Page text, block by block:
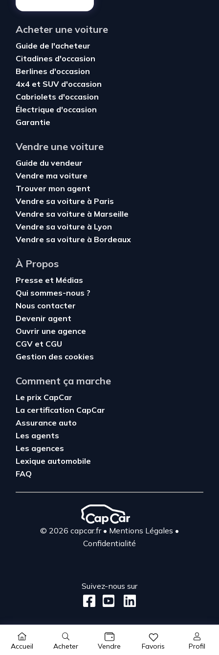
Accueil Acheter Vendre Favoris Profil
Acheter une voiture
Guide de l'acheteur
Citadines d'occasion
Berlines d'occasion
4x4 et SUV d'occasion
Cabriolets d'occasion
Électrique d'occasion
Garantie
Vendre une voiture
Guide du vendeur
Vendre ma voiture
Trouver mon agent
Vendre sa voiture à Paris
Vendre sa voiture à Marseille
Vendre sa voiture à Lyon
Vendre sa voiture à Bordeaux
À Propos
Presse et Médias
Qui sommes-nous ?
Nous contacter
Devenir agent
Ouvrir une agence
CGV et CGU
Gestion des cookies
Comment ça marche
Le prix CapCar
La certification CapCar
Assurance auto
Les agents
Les agences
Lexique automobile
FAQ
© 2026 capcar.fr• Mentions Légales •
Confidentialité
Suivez-nous sur